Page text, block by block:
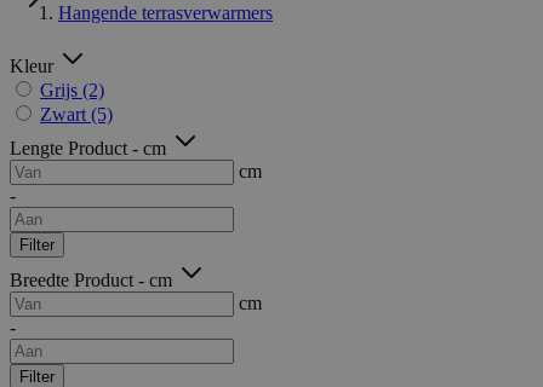
Hangende terrasverwarmers
Kleur
Grijs (2)
Zwart (5)
Lengte Product - cm
cm
-
Filter
Breedte Product - cm
cm
-
Filter